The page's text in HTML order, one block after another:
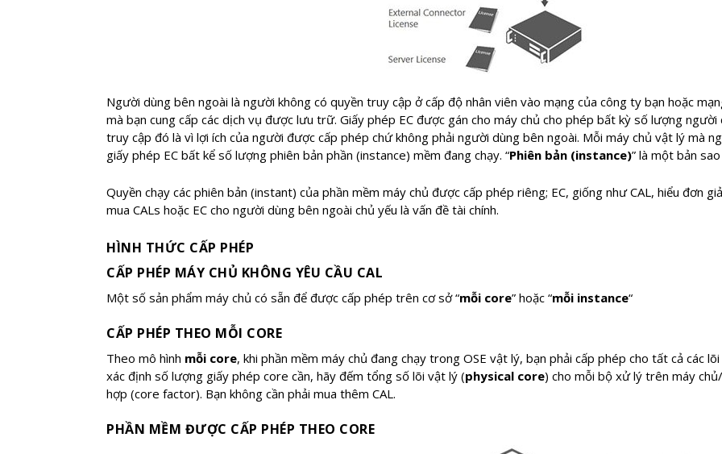
Người dùng bên ngoài là người không có quyền truy cập ở cấp độ nhân viên vào mạng của công ty bạn hoặc
mà bạn cung cấp các dịch vụ được lưu trữ. Giấy phép EC được gán cho máy chủ cho phép bất kỳ số lượng
truy cập đó là vì lợi ích của người được cấp phép chứ không phải người dùng bên ngoài. Mỗi máy chủ vật lý mà
giấy phép EC bất kể số lượng phiên bản phần (instance) mềm đang chạy. “Phiên bản (instance)” là một bản
Quyền chạy các phiên bản (instant) của phần mềm máy chủ được cấp phép riêng; EC, giống như CAL, hiểu đơn
mua CALs hoặc EC cho người dùng bên ngoài chủ yếu là vấn đề tài chính.
HÌNH THỨC CẤP PHÉP
CẤP PHÉP MÁY CHỦ KHÔNG YÊU CẦU CAL
Một số sản phẩm máy chủ có sẵn để được cấp phép trên cơ sở “mỗi core” hoặc “mỗi instance“
CẤP PHÉP THEO MỖI CORE
Theo mô hình mỗi core, khi phần mềm máy chủ đang chạy trong OSE vật lý, bạn phải cấp phép cho tất cả các
xác định số lượng giấy phép core cần, hãy đếm tổng số lõi vật lý (physical core) cho mỗi bộ xử lý trên máy
hợp (core factor). Bạn không cần phải mua thêm CAL.
PHẦN MỀM ĐƯỢC CẤP PHÉP THEO CORE